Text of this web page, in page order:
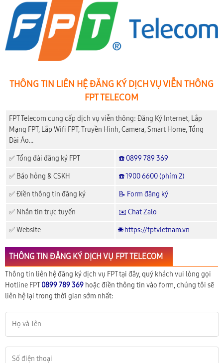
THÔNG TIN LIÊN HỆ ĐĂNG KÝ DỊCH VỤ VIỄN THÔNG
FPT TELECOM
FPT Telecom cung cấp dịch vụ viễn thông: Đăng Ký Internet, Lắp
Mạng FPT, Lắp Wifi FPT, Truyền Hình, Camera, Smart Home, Tổng
Đài Ảo...
✅ Tổng đài đăng ký FPT ☎️ 0899 789 369
✅ Báo hỏng & CSKH ☎️ 1900 6600 (phím 2)
✅ Điền thông tin đăng ký 📝 Form đăng ký
✅ Nhắn tin trực tuyến ✉️ Chat Zalo
✅ Website 🌐 https://fptvietnam.vn
THÔNG TIN ĐĂNG KÝ DỊCH VỤ FPT TELECOM
Thông tin liên hệ đăng ký dịch vụ FPT tại đây, quý khách vui lòng gọi
Hotline FPT0899 789 369 hoặc điền thông tin vào form, chúng tôi sẽ
liên hệ lại trong thời gian sớm nhất: